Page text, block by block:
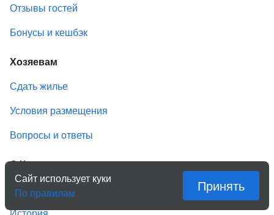
Отзывы гостей
Бонусы и кешбэк
Хозяевам
Сдать жилье
Условия размещения
Вопросы и ответы
О Квартирке
Компания
Сайт использует куки
По правилам
Принять